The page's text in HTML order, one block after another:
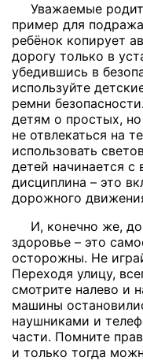
Уважаемые
пример для
ребёнок копирует
дорогу только в
убедившись в
используйте
ремни
детям о простых,
не отвлекаться на
использовать
детей начинается с
дисциплина – это
дорожного
И, конечно же,
здоровье – это
осторожны. Не
Переходя улицу,
смотрите налево и
машины
наушниками и
части. Помните
и только тогда